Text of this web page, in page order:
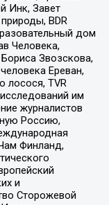
Инк, Завет
BDR
дом
Человека,
Звозскова,
Ереван,
лосося, TVR
им
журналистов
Россию,
Финланд,
и
Сторожевой